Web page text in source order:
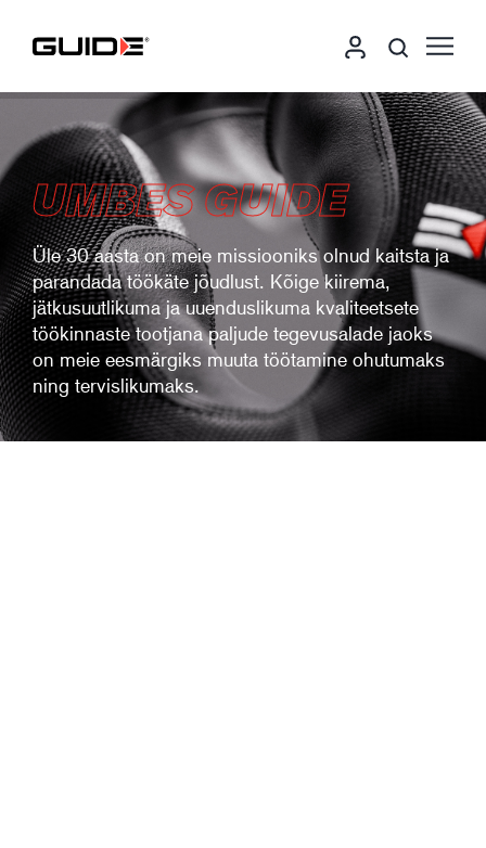
UMBES GUIDE
Üle 30 aasta on meie missiooniks olnud kaitsta ja
parandada töökäte jõudlust. Kõige kiirema,
jätkusuutlikuma ja uuenduslikuma kvaliteetsete
töökinnaste tootjana paljude tegevusalade jaoks
on meie eesmärgiks muuta töötamine ohutumaks
ning tervislikumaks.